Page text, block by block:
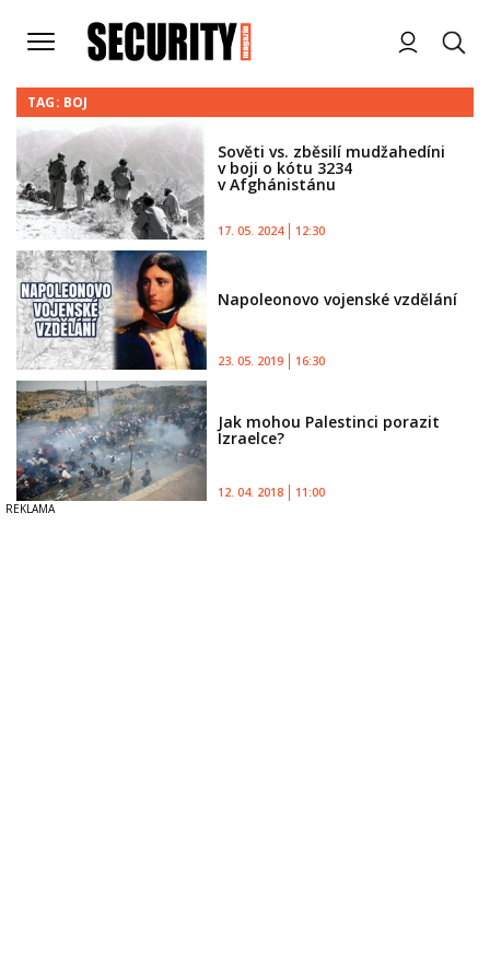
TAG: BOJ
Sověti vs. zběsilí mudžahedíni
v boji o kótu 3234
v Afghánistánu
17. 05. 2024 12:30
Napoleonovo vojenské vzdělání
23. 05. 2019 16:30
Jak mohou Palestinci porazit
Izraelce?
12. 04. 2018 11:00